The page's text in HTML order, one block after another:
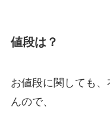
値段は？
お値段に関しても
んので、